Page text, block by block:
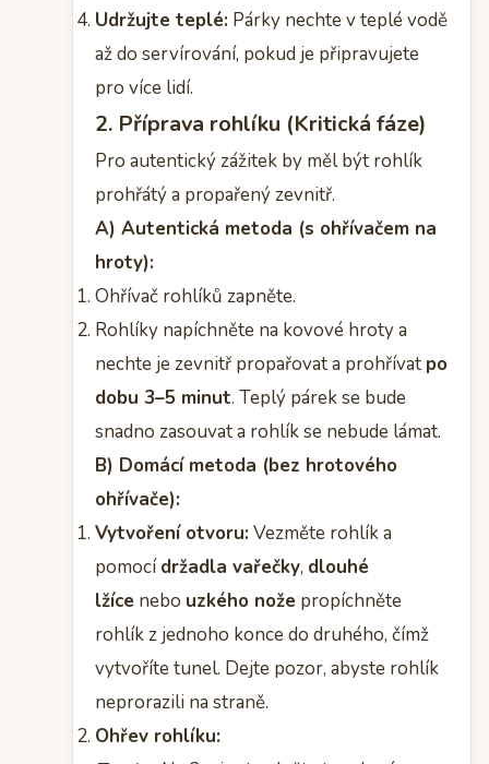
Udržujte teplé: Párky nechte v teplé vodě
až do servírování, pokud je připravujete
pro více lidí.
2. Příprava rohlíku (Kritická fáze)
Pro autentický zážitek by měl být rohlík
prohřátý a propařený zevnitř.
A) Autentická metoda (s ohřívačem na
hroty):
Ohřívač rohlíků zapněte.
Rohlíky napíchněte na kovové hroty a
nechte je zevnitř propařovat a prohřívat po
dobu 3–5 minut. Teplý párek se bude
snadno zasouvat a rohlík se nebude lámat.
B) Domácí metoda (bez hrotového
ohřívače):
Vytvoření otvoru:Vezměte rohlík a
pomocídržadla vařečky, dlouhé
lžíce nebo uzkého nože propíchněte
rohlík z jednoho konce do druhého, čímž
vytvoříte tunel. Dejte pozor, abyste rohlík
neprorazili na straně.
Ohřev rohlíku: